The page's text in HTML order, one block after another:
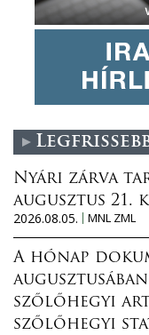
Nyári zárva
augusztus 21.
2026.08.05.
MNL ZML
A hónap
szőlőhegyi
szőlőhegyi